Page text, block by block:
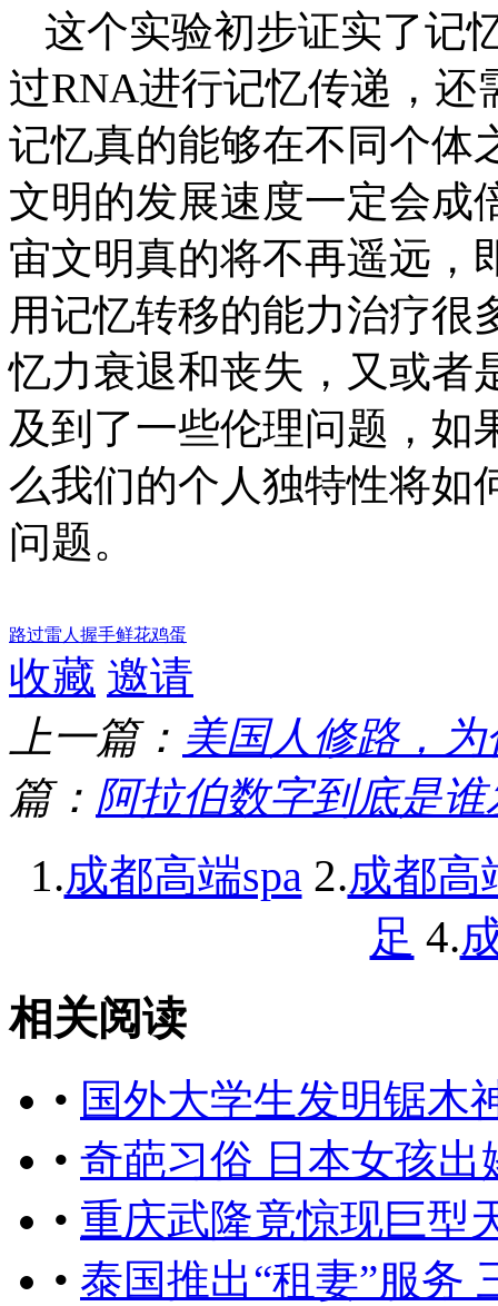
这个实验初步证实了记
过RNA进行记忆传递，还
记忆真的能够在不同个体
文明的发展速度一定会成
宙文明真的将不再遥远，
用记忆转移的能力治疗很
忆力衰退和丧失，又或者
及到了一些伦理问题，如
么我们的个人独特性将如
问题。
路过雷人 握手鲜花鸡蛋
收藏 邀请
上一篇： 美国人修路，
篇： 阿拉伯数字到底是
1.成都高端spa 2.成都高
足 4.
相关阅读
• 国外大学生发明锯木
• 奇葩习俗 日本女孩
• 重庆武隆竟惊现巨型
• 泰国推出“租妻”服务